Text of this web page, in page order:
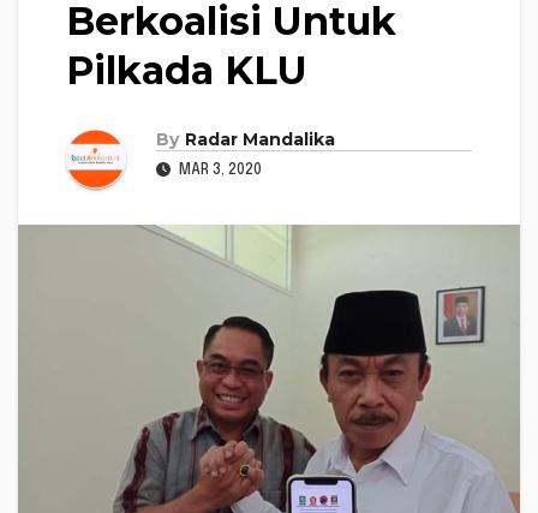
Berkoalisi Untuk
Pilkada KLU
By Radar Mandalika
MAR 3, 2020